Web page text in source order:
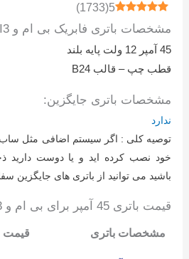
5
(
1733
)
مشخصات باتری فابریک بی ام و I3:
45 آمپر 12 ولت پایه بلند
قطب چپ – قالب B24
مشخصات باتری جایگزین:
ندارد
توصیه کلی : اگر سیستم اضافی مثل ساب
خود نصب کرده اید و یا دوست دارید
باشید می توانید از باتری های جایگزین
قیمت باتری 45 آمپر برای بی ام و I3:
مشخصات باتری قیمت